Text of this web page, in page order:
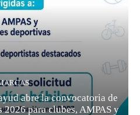
abre la convocatoria de
para clubes, AMPAS y